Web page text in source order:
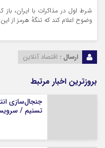
شرط اول در مذاکرات با ایران،
وضوح اعلام کند که تنگهٔ هرمز از
ارسال : اقتصاد آنلاین
بروزترین اخبار مرتبط
جنجال‌سازی
تسنیم /